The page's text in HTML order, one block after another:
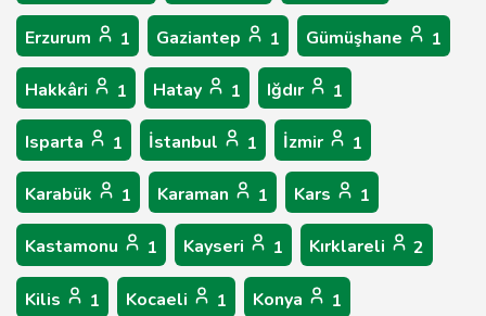
Erzurum 1 Gaziantep 1 Gümüşhane 1
Hakkâri 1 Hatay 1 Iğdır 1
Isparta 1 İstanbul 1 İzmir 1
Karabük 1 Karaman 1 Kars 1
Kastamonu 1 Kayseri 1 Kırklareli 2
Kilis 1 Kocaeli 1 Konya 1